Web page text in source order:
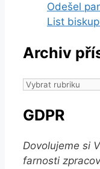
Odešel
List
Archiv
Archiv
GDPR
Dovolujeme si
farnosti